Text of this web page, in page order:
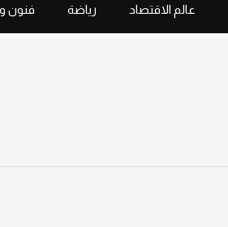
عالم الاقتصاد رياضة فنون